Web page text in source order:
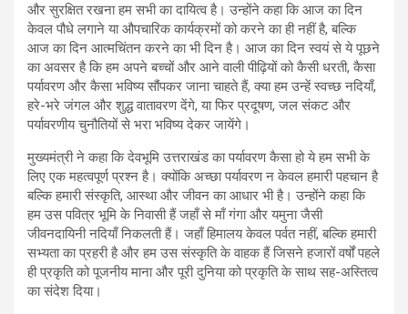
और सुरक्षित रखना हम सभी का दायित्व है। उन्होंने कहा कि आज का दिन
केवल पौधे लगाने या औपचारिक कार्यक्रमों को करने का ही नहीं है, बल्कि
आज का दिन आत्मचिंतन करने का भी दिन है। आज का दिन स्वयं से ये पूछने
का अवसर है कि हम अपने बच्चों और आने वाली पीढ़ियों को कैसी धरती, कैसा
पर्यावरण और कैसा भविष्य सौंपकर जाना चाहते हैं, क्या हम उन्हें स्वच्छ नदियाँ,
हरे-भरे जंगल और शुद्ध वातावरण देंगे, या फिर प्रदूषण, जल संकट और
पर्यावरणीय चुनौतियों से भरा भविष्य देकर जायेंगे।
मुख्यमंत्री ने कहा कि देवभूमि उत्तराखंड का पर्यावरण कैसा हो ये हम सभी के
लिए एक महत्वपूर्ण प्रश्न है। क्योंकि अच्छा पर्यावरण न केवल हमारी पहचान है
बल्कि हमारी संस्कृति, आस्था और जीवन का आधार भी है। उन्होंने कहा कि
हम उस पवित्र भूमि के निवासी हैं जहाँ से माँ गंगा और यमुना जैसी
जीवनदायिनी नदियाँ निकलती हैं। जहाँ हिमालय केवल पर्वत नहीं, बल्कि हमारी
सभ्यता का प्रहरी है और हम उस संस्कृति के वाहक हैं जिसने हजारों वर्षों पहले
ही प्रकृति को पूजनीय माना और पूरी दुनिया को प्रकृति के साथ सह-अस्तित्व
का संदेश दिया।